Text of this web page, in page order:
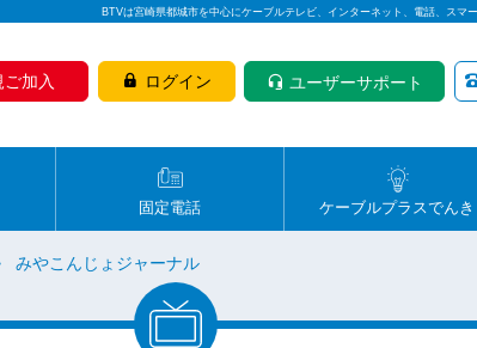
BTVは宮崎県都城市を中心にケーブルテレビ、インターネット、電話、スマ
ご加入 ログイン ユーザーサポート
固定電話 ケーブルプラスでんき
みやこんじょジャーナル